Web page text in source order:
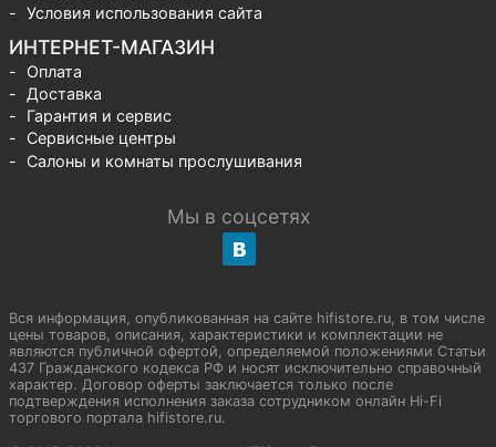
Условия использования сайта
ИНТЕРНЕТ-МАГАЗИН
Оплата
Доставка
Гарантия и сервис
Сервисные центры
Салоны и комнаты прослушивания
Мы в соцсетях
Вся информация, опубликованная на сайте hifistore.ru, в том числе
цены товаров, описания, характеристики и комплектации не
являются публичной офертой, определяемой положениями Статьи
437 Гражданского кодекса РФ и носят исключительно справочный
характер. Договор оферты заключается только после
подтверждения исполнения заказа сотрудником онлайн Hi-Fi
торгового портала hifistore.ru.